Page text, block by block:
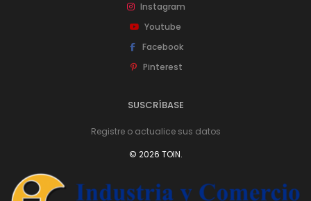
Instagram
Youtube
Facebook
Pinterest
SUSCRÍBASE
Registre o actualice sus datos
© 2026 TOIN.